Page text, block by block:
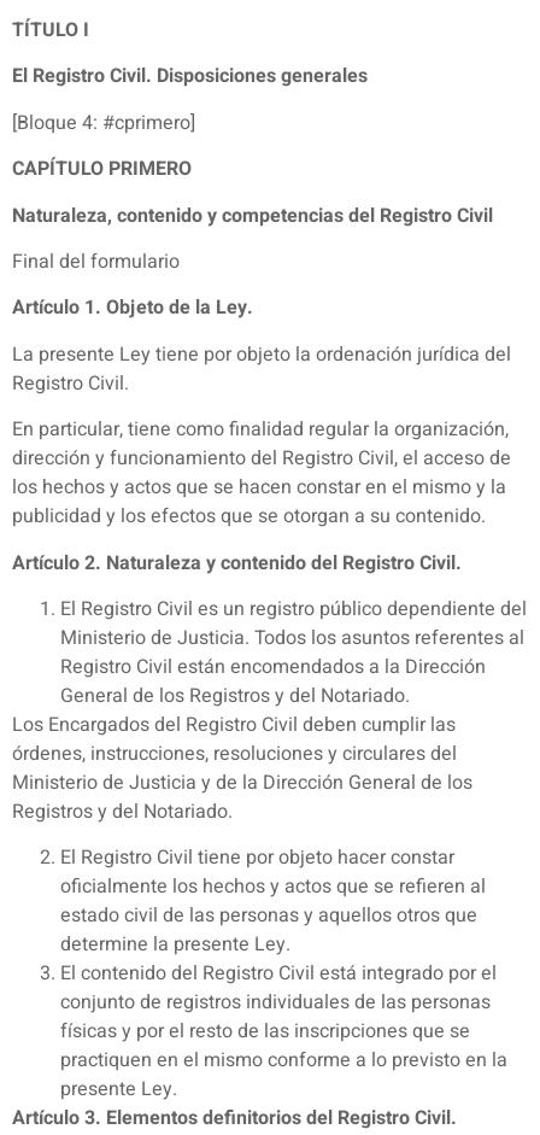
TÍTULO I
El Registro Civil. Disposiciones generales
[Bloque 4: #cprimero]
CAPÍTULO PRIMERO
Naturaleza, contenido y competencias del Registro Civil
Final del formulario
Artículo 1. Objeto de la Ley.
La presente Ley tiene por objeto la ordenación jurídica del
Registro Civil.
En particular, tiene como finalidad regular la organización,
dirección y funcionamiento del Registro Civil, el acceso de
los hechos y actos que se hacen constar en el mismo y la
publicidad y los efectos que se otorgan a su contenido.
Artículo 2. Naturaleza y contenido del Registro Civil.
El Registro Civil es un registro público dependiente del
Ministerio de Justicia. Todos los asuntos referentes al
Registro Civil están encomendados a la Dirección
General de los Registros y del Notariado.
Los Encargados del Registro Civil deben cumplir las
órdenes, instrucciones, resoluciones y circulares del
Ministerio de Justicia y de la Dirección General de los
Registros y del Notariado.
El Registro Civil tiene por objeto hacer constar
oficialmente los hechos y actos que se refieren al
estado civil de las personas y aquellos otros que
determine la presente Ley.
El contenido del Registro Civil está integrado por el
conjunto de registros individuales de las personas
físicas y por el resto de las inscripciones que se
practiquen en el mismo conforme a lo previsto en la
presente Ley.
Artículo 3. Elementos definitorios del Registro Civil.